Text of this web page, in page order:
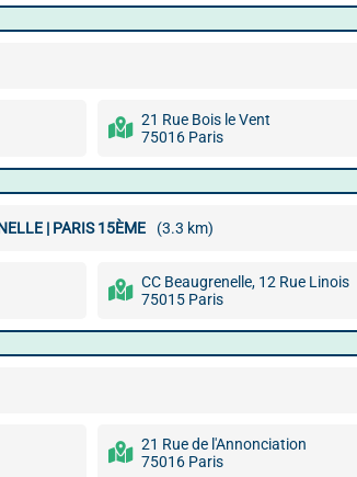
21 Rue Bois le Vent
75016 Paris
| PARIS 15ÈME (3.3 km)
CC Beaugrenelle, 12 Rue Linois
75015 Paris
21 Rue de l'Annonciation
75016 Paris